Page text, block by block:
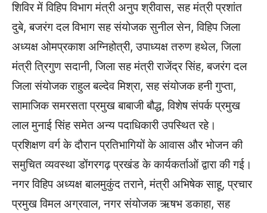
शिविर में विहिप विभाग मंत्री अनुप श्रीवास, सह मंत्री प्रशांत
दुबे, बजरंग दल विभाग सह संयोजक सुनील सेन, विहिप जिला
अध्यक्ष ओमप्रकाश अग्निहोत्री, उपाध्यक्ष तरुण हथेल, जिला
मंत्री त्रिगुण सदानी, जिला सह मंत्री राजेंद्र सिंह, बजरंग दल
जिला संयोजक राहुल बल्देव मिश्रा, सह संयोजक हनी गुप्ता,
सामाजिक समरसता प्रमुख बाबाजी बौद्ध, विशेष संपर्क प्रमुख
लाल मुनाई सिंह समेत अन्य पदाधिकारी उपस्थित रहे।
प्रशिक्षण वर्ग के दौरान प्रतिभागियों के आवास और भोजन की
समुचित व्यवस्था डोंगरगढ़ प्रखंड के कार्यकर्ताओं द्वारा की गई।
नगर विहिप अध्यक्ष बालमुकुंद तराने, मंत्री अभिषेक साहू, प्रचार
प्रमुख विमल अग्रवाल, नगर संयोजक ऋषभ डकाहा, सह